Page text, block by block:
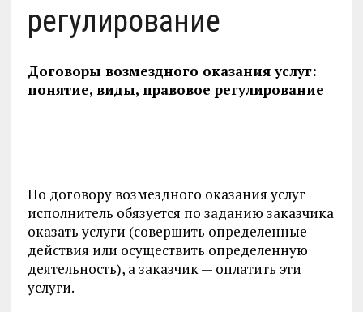
регулирование
Договоры возмездного оказания услуг:
понятие, виды, правовое регулирование
По договору возмездного оказания услуг
исполнитель обязуется по заданию заказчика
оказать услуги (совершить определенные
действия или осуществить определенную
деятельность), а заказчик — оплатить эти
услуги.